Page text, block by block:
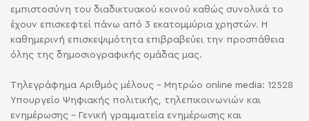
εμπιστοσύνη του διαδικτυακού κοινού καθώς συνολικά το
έχουν επισκεφτεί πάνω από 3 εκατομμύρια χρηστών. Η
καθημερινή επισκεψιμότητα επιβραβεύει την προσπάθεια
όλης της δημοσιογραφικής ομάδας μας.
Τηλεγράφημα Αριθμός μέλους - Μητρώο online media: 12528
Υπουργείο Ψηφιακής πολιτικής, τηλεπικοινωνιών και
ενημέρωσης - Γενική γραμματεία ενημέρωσης και